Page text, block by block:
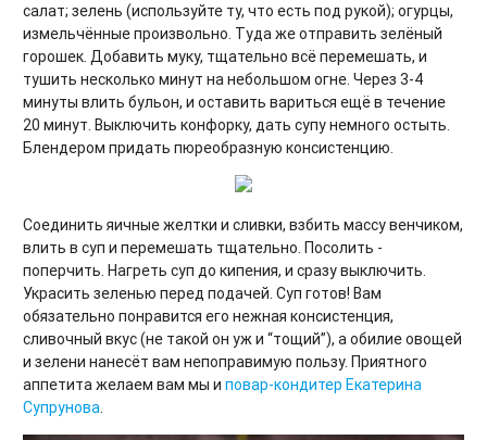
салат; зелень (используйте ту, что есть под рукой); огурцы,
измельчённые произвольно. Туда же отправить зелёный
горошек. Добавить муку, тщательно всё перемешать, и
тушить несколько минут на небольшом огне. Через 3-4
минуты влить бульон, и оставить вариться ещё в течение
20 минут. Выключить конфорку, дать супу немного остыть.
Блендером придать пюреобразную консистенцию.
Соединить яичные желтки и сливки, взбить массу венчиком,
влить в суп и перемешать тщательно. Посолить -
поперчить. Нагреть суп до кипения, и сразу выключить.
Украсить зеленью перед подачей. Суп готов! Вам
обязательно понравится его нежная консистенция,
сливочный вкус (не такой он уж и “тощий”), а обилие овощей
и зелени нанесёт вам непоправимую пользу. Приятного
аппетита желаем вам мы и повар-кондитер Екатерина
Супрунова.